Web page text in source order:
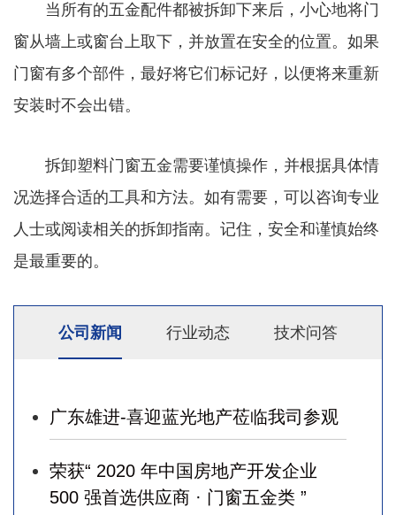
当所有的五金配件都被拆卸下来后，小心地将门
窗从墙上或窗台上取下，并放置在安全的位置。如果
门窗有多个部件，最好将它们标记好，以便将来重新
安装时不会出错。
拆卸塑料门窗五金需要谨慎操作，并根据具体情
况选择合适的工具和方法。如有需要，可以咨询专业
人士或阅读相关的拆卸指南。记住，安全和谨慎始终
是最重要的。
公司新闻 行业动态 技术问答
广东雄进-喜迎蓝光地产莅临我司参观
荣获“ 2020 年中国房地产开发企业
500 强首选供应商 · 门窗五金类 ”